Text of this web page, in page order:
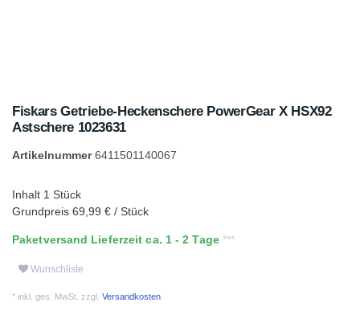
Fiskars Getriebe-Heckenschere PowerGear X HSX92
Astschere 1023631
Artikelnummer6411501140067
Inhalt 1 Stück
Grundpreis 69,99 € / Stück
Paketversand Lieferzeit ca. 1 - 2 Tage
Wunschliste
* inkl. ges. MwSt. zzgl. Versandkosten